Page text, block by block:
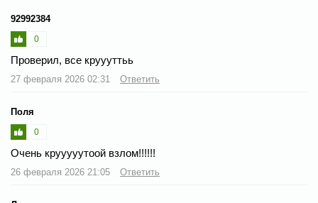
92992384
0
Проверил, все круууттьь
27 февраля 2026 02:31 Ответить
Поля
0
Очень крууууутоой взлом!!!!!!
26 февраля 2026 21:05 Ответить